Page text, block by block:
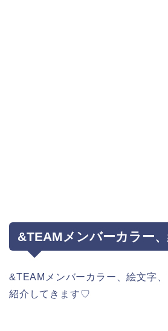
&TEAMメンバーカラー
&TEAMメンバーカラー、絵文字
紹介してきます♡